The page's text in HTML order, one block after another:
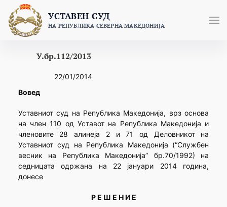
content
УСТАВЕН СУД
НА РЕПУБЛИКА СЕВЕРНА МАКЕДОНИЈА
У.бр.112/2013
22/01/2014
Вовед
Уставниот суд на Република Македонија, врз основа
на член 110 од Уставот на Република Македонија и
членовите 28 алинеja 2 и 71 од Деловникот на
Уставниот суд на Република Македонија (“Службен
весник на Република Македонија” бр.70/1992) на
седницата одржана на 22 јануари 2014 година,
донесе
Р Е Ш Е Н И Е